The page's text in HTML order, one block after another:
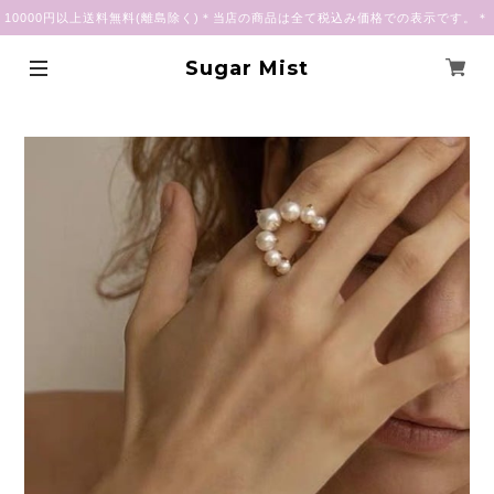
10000円以上送料無料(離島除く)＊当店の商品は全て税込み価格での表示です。＊
Sugar Mist